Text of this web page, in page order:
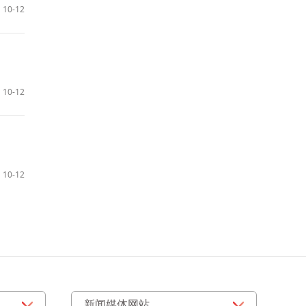
10-12
10-12
10-12